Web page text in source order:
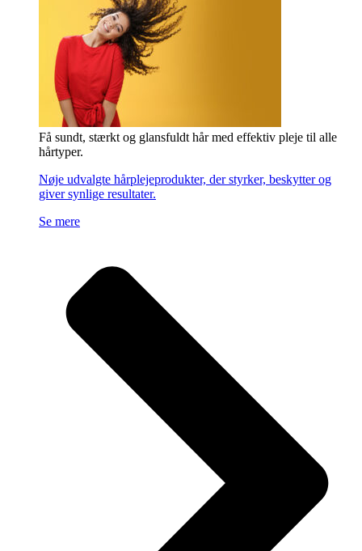
Få sundt, stærkt og glansfuldt hår med effektiv pleje til alle
hårtyper.
Nøje udvalgte hårplejeprodukter, der styrker, beskytter og
giver synlige resultater.
Se mere